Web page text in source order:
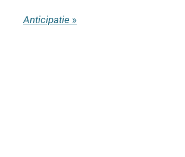
Anticipatie »